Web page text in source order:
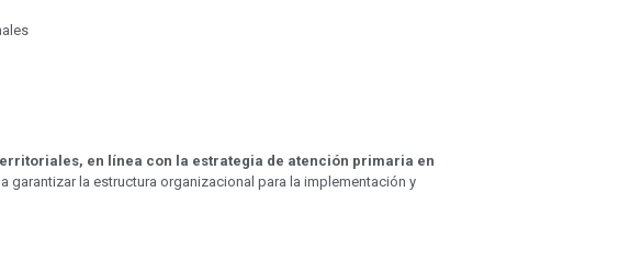
en línea con la estrategia de atención primaria en
garantizar la estructura organizacional para la implementación y